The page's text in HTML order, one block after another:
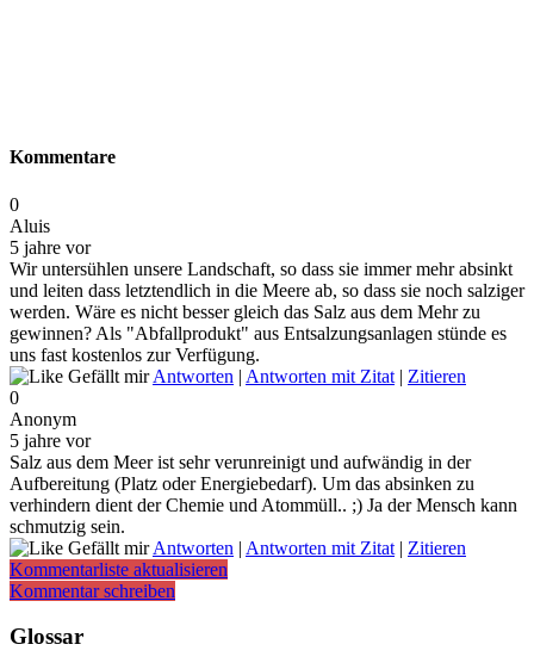
Kommentare
0
Aluis
5 jahre vor
Wir untersühlen unsere Landschaft, so dass sie immer mehr absinkt
und leiten dass letztendlich in die Meere ab, so dass sie noch salziger
werden. Wäre es nicht besser gleich das Salz aus dem Mehr zu
gewinnen? Als "Abfallprodukt" aus Entsalzungsanlagen stünde es
uns fast kostenlos zur Verfügung.
Gefällt mirAntworten | Antworten mit Zitat | Zitieren
0
Anonym
5 jahre vor
Salz aus dem Meer ist sehr verunreinigt und aufwändig in der
Aufbereitung (Platz oder Energiebedarf). Um das absinken zu
verhindern dient der Chemie und Atommüll.. ;) Ja der Mensch kann
schmutzig sein.
Gefällt mirAntworten | Antworten mit Zitat | Zitieren
Kommentarliste aktualisieren
Kommentar schreiben
Glossar